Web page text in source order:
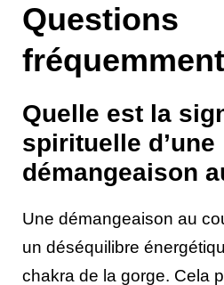
Questions
Quelle est la
spirituelle d’une
démangeaison
Une démangeaison au
un déséquilibre
chakra de la gorge. Cela